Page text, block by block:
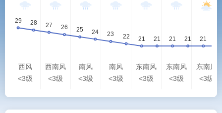
西风
<3级
西南风
<3级
南风
<3级
南风
<3级
东南风
<3级
东南风
<3级
东南风
<3级